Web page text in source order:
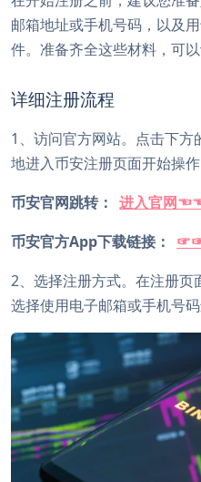
邮箱地址或手机号码，以及
件。准备齐全这些材料，可
详细注册流程
1、访问官方网站。点击下
地进入币安注册页面开始操作
币安官网跳转： 进入官网
币安官方App下载链接：
2、选择注册方式。在注册
选择使用电子邮箱或手机号码